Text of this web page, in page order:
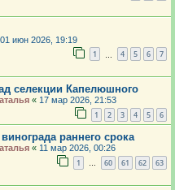
01 июн 2026, 19:19
1 4 5 6 7
селекции Капелюшного
« 17 мар 2026, 21:53
1 2 3 4 5 6
раннего срока
« 11 мар 2026, 00:26
1 … 60 61 62 63